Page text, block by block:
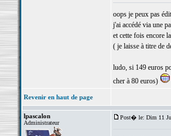
oops je peux pas
j'ai accédé via une
et cette fois encore
( je laisse à titre de
ludo, si 149 euros
cher à 80 euros)
Revenir en haut de page
lpascalon
Administrateur
Post� le: Dim 11